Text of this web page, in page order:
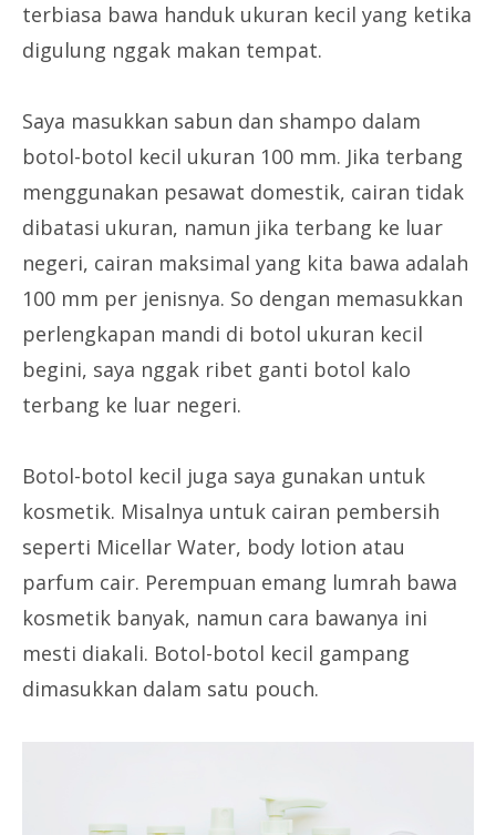
terbiasa bawa handuk ukuran kecil yang ketika
digulung nggak makan tempat.
Saya masukkan sabun dan shampo dalam
botol-botol kecil ukuran 100 mm. Jika terbang
menggunakan pesawat domestik, cairan tidak
dibatasi ukuran, namun jika terbang ke luar
negeri, cairan maksimal yang kita bawa adalah
100 mm per jenisnya. So dengan memasukkan
perlengkapan mandi di botol ukuran kecil
begini, saya nggak ribet ganti botol kalo
terbang ke luar negeri.
Botol-botol kecil juga saya gunakan untuk
kosmetik. Misalnya untuk cairan pembersih
seperti Micellar Water, body lotion atau
parfum cair. Perempuan emang lumrah bawa
kosmetik banyak, namun cara bawanya ini
mesti diakali. Botol-botol kecil gampang
dimasukkan dalam satu pouch.